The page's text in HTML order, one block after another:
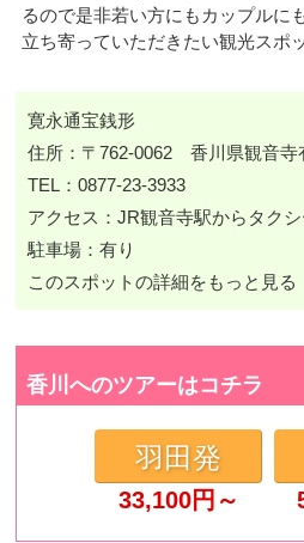
るので是非若い方にもカップルに
立ち寄っていただきたい観光スポ
寛永通宝銭形
住所：〒762-0062 香川県観音寺
TEL：0877-23-3933
アクセス：JR観音寺駅からタク
駐車場：有り
このスポットの詳細をもっと見る
香川へのツアーはコチラ
羽田発
33,100円～